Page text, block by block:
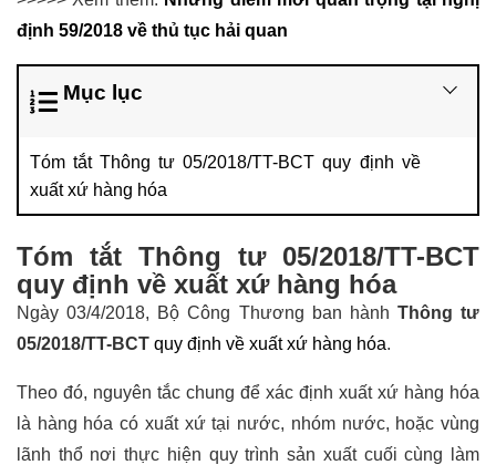
định 59/2018 về thủ tục hải quan
Mục lục
Tóm tắt Thông tư 05/2018/TT-BCT quy định về
xuất xứ hàng hóa
Tóm tắt Thông tư 05/2018/TT-BCT
quy định về xuất xứ hàng hóa
Ngày 03/4/2018, Bộ Công Thương ban hành Thông tư
05/2018/TT-BCT quy định về xuất xứ hàng hóa.
Theo đó, nguyên tắc chung để xác định xuất xứ hàng hóa
là hàng hóa có xuất xứ tại nước, nhóm nước, hoặc vùng
lãnh thổ nơi thực hiện quy trình sản xuất cuối cùng làm